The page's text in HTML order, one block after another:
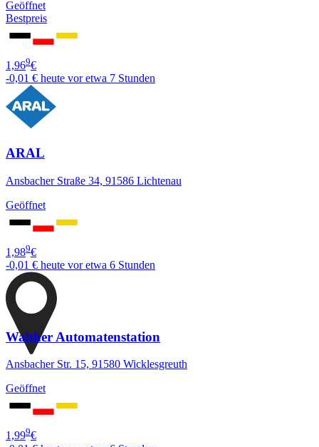
Geöffnet
Bestpreis
1,969€
-0,01 € heute vor etwa 7 Stunden
ARAL
Ansbacher Straße 34, 91586 Lichtenau
Geöffnet
1,989€
-0,01 € heute vor etwa 6 Stunden
Walther Automatenstation
Ansbacher Str. 15, 91580 Wicklesgreuth
Geöffnet
1,999€